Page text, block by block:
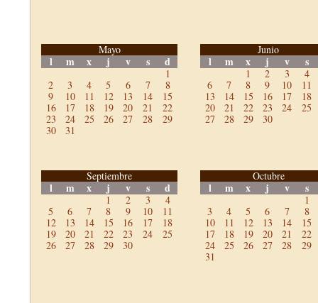
Mayo
l m x j v s d
1
2
3 4 5 6 7
8
9
10 11 12 13 14
15
16
17 18 19 20 21
22
23
24 25 26 27 28
29
30
31
Junio
l m x j v s
1 2 3
4
6
7 8 9 10
11
13
14 15 16 17
18
20
21 22 23 24
25
27
28 29 30
Septiembre
l m x j v s d
1 2 3
4
5
6 7 8 9 10
11
12
13 14 15 16 17
18
19
20 21 22 23 24
25
26
27 28 29 30
Octubre
l m x j v s
1
3
4 5 6 7
8
10
11 12 13 14
15
17
18 19 20 21
22
24
25 26 27 28
29
31